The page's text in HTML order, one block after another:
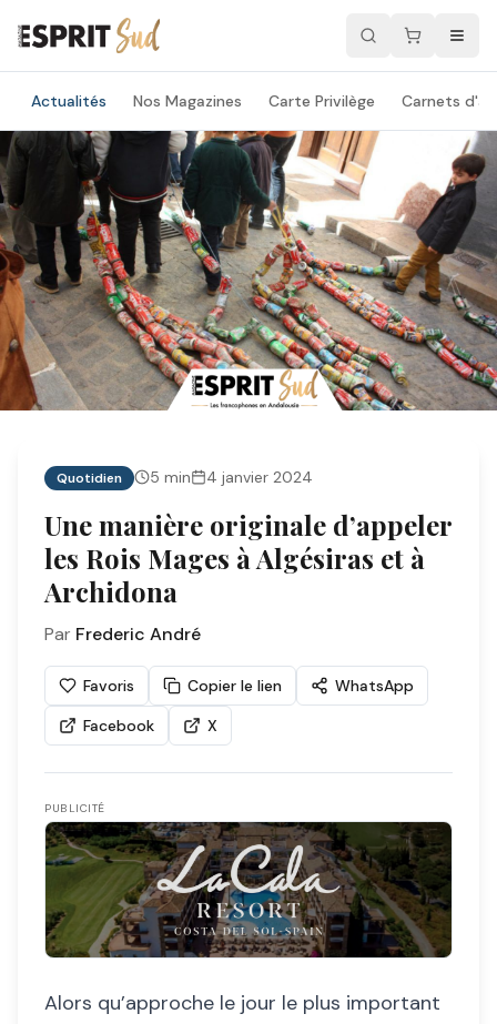
Actualités Nos Magazines Carte Privilège Carnets
Quotidien 5 min 4 janvier 2024
Une manière originale d’appeler
les Rois Mages à Algésiras et à
Archidona
Par Frederic André
Favoris Copier le lien
WhatsApp
Facebook
X
PUBLICITÉ
Alors qu’approche le jour le plus important